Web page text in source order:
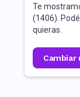
Te
(1406).
quieras.